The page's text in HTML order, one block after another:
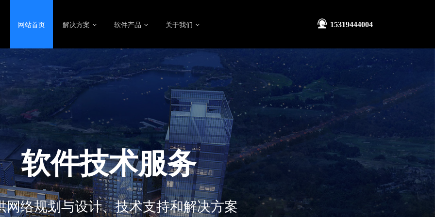
网站首页 解决方案 软件产品 关于我们 15319444004
软件技术服务
网络规划与设计、技术支持和解决方案